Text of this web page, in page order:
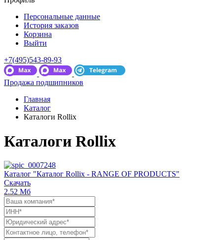
Персональные данные
История заказов
Корзина
Выйти
+7(495)543-89-93
Продажа подшипников
Главная
Каталог
Каталоги Rollix
Каталоги Rollix
Каталог "Каталог Rollix - RANGE OF PRODUCTS"
Скачать
2.52‬ Мб